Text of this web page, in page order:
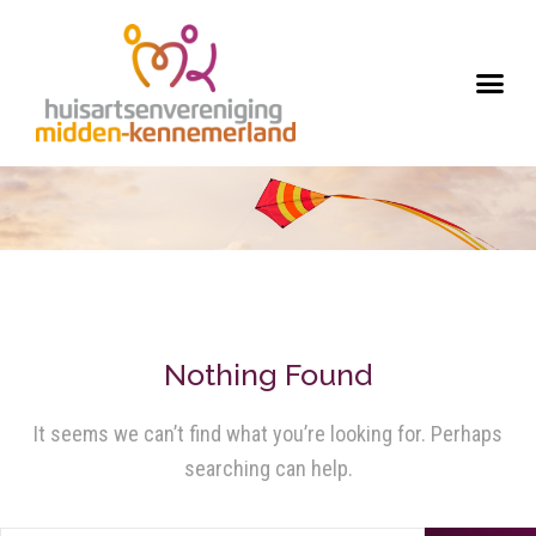
Nothing Found
It seems we can’t find what you’re looking for. Perhaps
searching can help.